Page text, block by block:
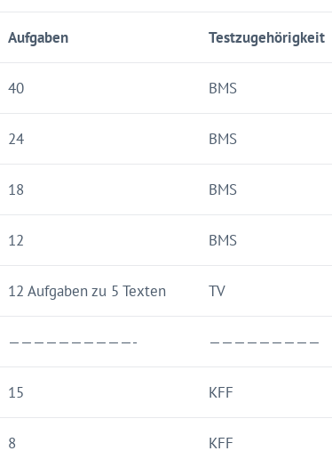
Aufgaben Testzugehörigkeit
40 BMS
24 BMS
18 BMS
12 BMS
12 Aufgaben zu 5 Texten TV
——————————- —————————
15 KFF
8 KFF